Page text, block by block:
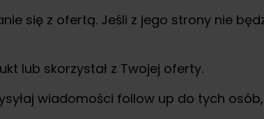
się z ofertą. Jeśli z jego strony nie
lub skorzystał z Twojej oferty.
wiadomości follow up do tych